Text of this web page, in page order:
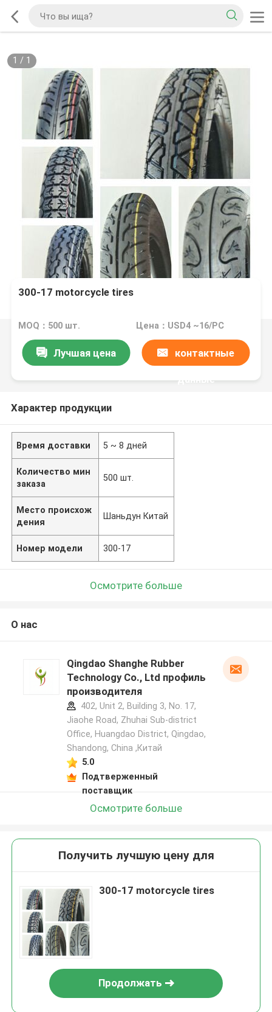
1 / 1
300-17 motorcycle tires
MOQ：500 шт. Цена：USD4 ~16/PC
Лучшая цена контактные
данные
Характер продукции
Время доставки 5 ~ 8 дней
Количество мин
заказа
500 шт.
Место происхож
дения
Шаньдун Китай
Номер модели 300-17
Осмотрите больше
О нас
Qingdao Shanghe Rubber
Technology Co., Ltd профиль
производителя
402, Unit 2, Building 3, No. 17,
Jiaohe Road, Zhuhai Sub-district
Office, Huangdao District, Qingdao,
Shandong, China ,Китай
5.0
Подтверженный
поставщик
Осмотрите больше
Получить лучшую цену для
300-17 motorcycle tires
Продолжать